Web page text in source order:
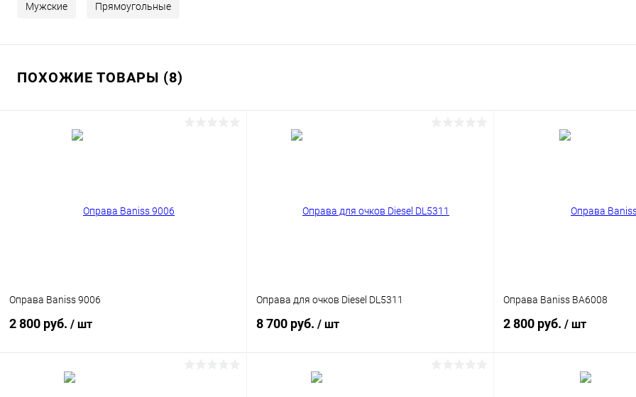
Мужские Прямоугольные
ПОХОЖИЕ ТОВАРЫ (8)
Оправа Baniss 9006
2 800 руб. / шт
Оправа для очков Diesel DL5311
8 700 руб. / шт
Оправа Baniss BA6008
2 800 руб. / шт